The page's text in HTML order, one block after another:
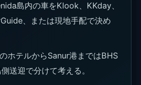
島内の車をKlook、KKday、
、または現地手配で決め
ホテルからSanur港まではBHS
送迎で分けて考える。